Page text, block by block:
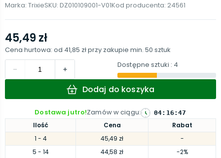
Marka: TrixieSKU: DZ010109001-V01Kod producenta: 24561
Ilość Cena
Rabat
1 - 4 45,49 zł
-
5 - 14 44,58 zł
-2%
45,49 zł
Cena hurtowa: od 41,85 złprzy zakupie min. 50 sztuk
Dostępne sztuki : 4
Dodaj do koszyka
Dostawa jutro!Zamów w ciągu: 04: 16 :46